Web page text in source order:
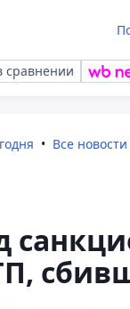
сравнении
Все новости